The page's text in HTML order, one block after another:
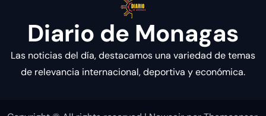
Diario de Monagas
Las noticias del día, destacamos una variedad de temas
de relevancia internacional, deportiva y económica.